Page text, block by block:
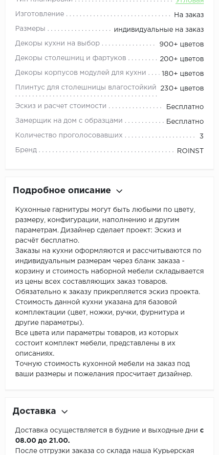
Изготовление На заказ
Размеры индивидуальные на заказ
Декоры кухни на выбор 900+ цветов
Декоры столешниц и фартуков 200+ цветов
Декоры корпусов модулей для кухни 180+ цветов
Плинтус для столешницы влагостойкий 230+ цветов
Эскиз и расчет стоимости Бесплатно
Замерщик на дом с образцами Бесплатно
Количество проголосовавших 3
Бренд ROINST
Подробное описание
Кухонные гарнитуры могут быть любыми по цвету,
размеру, конфигурации, наполнению и другим
параметрам. Дизайнер сделает проект: Эскиз и
расчёт бесплатно.
Заказы на кухни оформляются и рассчитываются по
индивидуальным размерам через бланк заказа -
корзину и стоимость наборной мебели складывается
из цены всех составляющих заказ товаров.
Обязательно к заказу прикрепляется эскиз проекта.
Стоимость данной кухни указана для базовой
комплектации (цвет, ножки, ручки, фурнитура и
другие параметры).
Все цвета или параметры товаров, из которых
состоит комплект мебели, представлены в их
описаниях.
Точную стоимость кухонной мебели на заказ под
ваши размеры и пожелания просчитает дизайнер.
Доставка
Доставка осуществляется в будние и выходные дни с
08.00 до 21.00.
После отгрузки заказа со склада наша Курьерская